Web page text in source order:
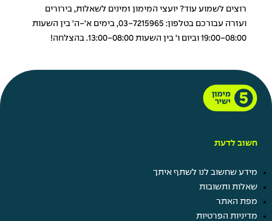
רוצים לשמוע עוד? יועצי המימון זמינים לשאלות, בירורים
ועזרה עבורכם בטלפון: 03-7215965, בימים א'-ה' בין השעות
19:00-08:00 וביום ו' בין השעות 13:00-08:00. בהצלחה!
חשוב לדעת
מידע שחשוב לנו לשתף איתך
שאלות ותשובות
מפת האתר
מדיניות הפרטיות